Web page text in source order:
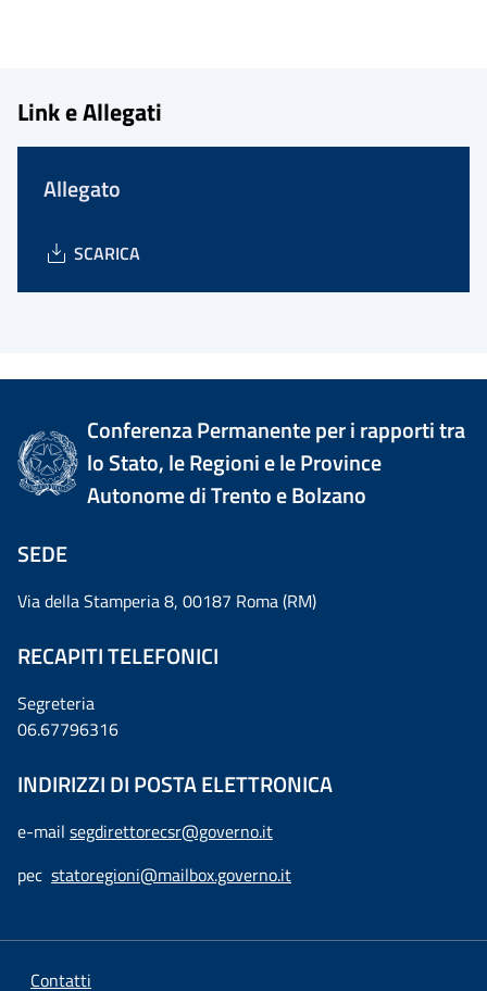
Link e Allegati
Allegato
SCARICA
Conferenza Permanente per i rapporti tra
lo Stato, le Regioni e le Province
Autonome di Trento e Bolzano
SEDE
Via della Stamperia 8, 00187 Roma (RM)
RECAPITI TELEFONICI
Segreteria
06.67796316
INDIRIZZI DI POSTA ELETTRONICA
e-mail segdirettorecsr@governo.it
pec statoregioni@mailbox.governo.it
Contatti